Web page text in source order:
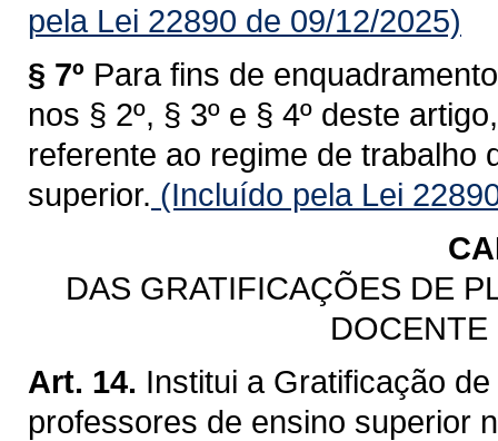
pela Lei 22890 de 09/12/2025)
§ 7º Para fins de
nos § 2º, § 3º e § 4º deste
referente ao regime de trabalho
superior. (Incluído pela Lei
DAS GRATIFICAÇÕES DE
Art. 14. Institui a Gratificação
professores de ensino superior